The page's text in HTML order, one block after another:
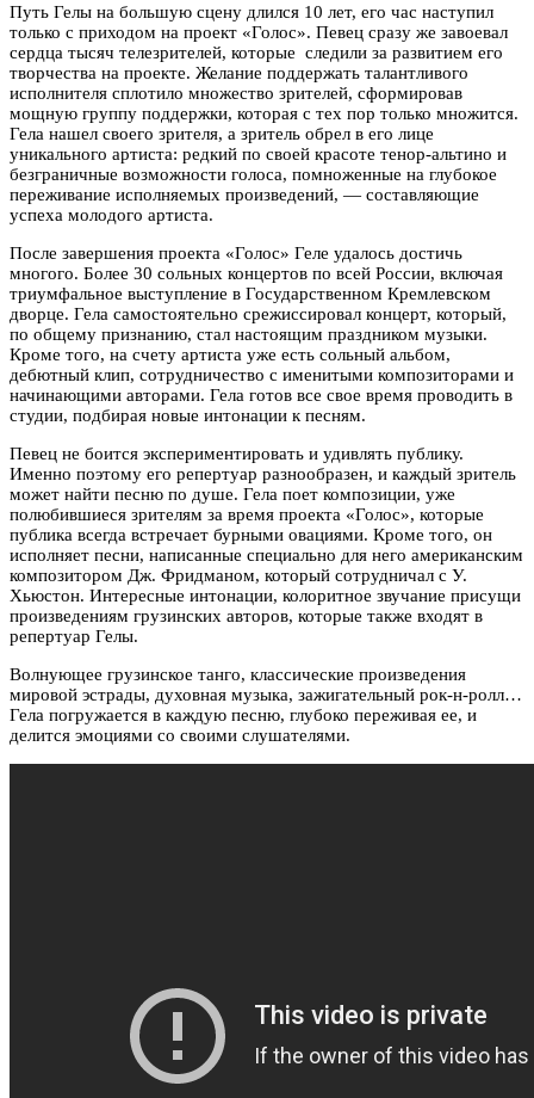
Путь Гелы на большую сцену длился 10 лет, его час наступил
только с приходом на проект «Голос». Певец сразу же завоевал
сердца тысяч телезрителей, которые следили за развитием его
творчества на проекте. Желание поддержать талантливого
исполнителя сплотило множество зрителей, сформировав
мощную группу поддержки, которая с тех пор только множится.
Гела нашел своего зрителя, а зритель обрел в его лице
уникального артиста: редкий по своей красоте тенор-альтино и
безграничные возможности голоса, помноженные на глубокое
переживание исполняемых произведений, — составляющие
успеха молодого артиста.
После завершения проекта «Голос» Геле удалось достичь
многого. Более 30 сольных концертов по всей России, включая
триумфальное выступление в Государственном Кремлевском
дворце. Гела самостоятельно срежиссировал концерт, который,
по общему признанию, стал настоящим праздником музыки.
Кроме того, на счету артиста уже есть сольный альбом,
дебютный клип, сотрудничество с именитыми композиторами и
начинающими авторами. Гела готов все свое время проводить в
студии, подбирая новые интонации к песням.
Певец не боится экспериментировать и удивлять публику.
Именно поэтому его репертуар разнообразен, и каждый зритель
может найти песню по душе. Гела поет композиции, уже
полюбившиеся зрителям за время проекта «Голос», которые
публика всегда встречает бурными овациями. Кроме того, он
исполняет песни, написанные специально для него американским
композитором Дж. Фридманом, который сотрудничал с У.
Хьюстон. Интересные интонации, колоритное звучание присущи
произведениям грузинских авторов, которые также входят в
репертуар Гелы.
Волнующее грузинское танго, классические произведения
мировой эстрады, духовная музыка, зажигательный рок-н-ролл…
Гела погружается в каждую песню, глубоко переживая ее, и
делится эмоциями со своими слушателями.